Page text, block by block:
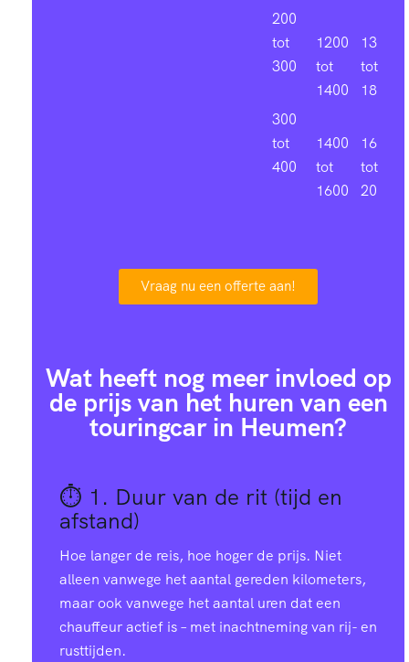
200
tot
300
300
tot
400
1200
tot
1400
1400
tot
1600
13
tot
18
16
tot
20
Vraag nu een offerte aan!
Wat heeft nog meer invloed op
de prijs van het huren van een
touringcar in Heumen?
⏱️ 1. Duur van de rit (tijd en
afstand)
Hoe langer de reis, hoe hoger de prijs. Niet
alleen vanwege het aantal gereden kilometers,
maar ook vanwege het aantal uren dat een
chauffeur actief is – met inachtneming van rij- en
rusttijden.